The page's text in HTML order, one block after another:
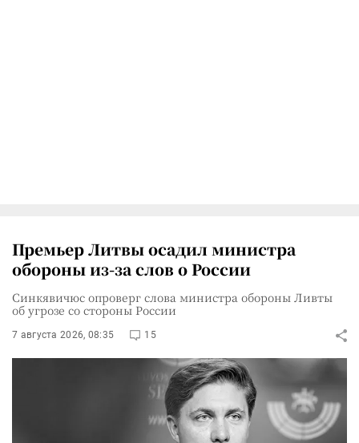
Премьер Литвы осадил министра
обороны из-за слов о России
Синкявичюс опроверг слова министра обороны Ливты
об угрозе со стороны России
7 августа 2026, 08:35 15